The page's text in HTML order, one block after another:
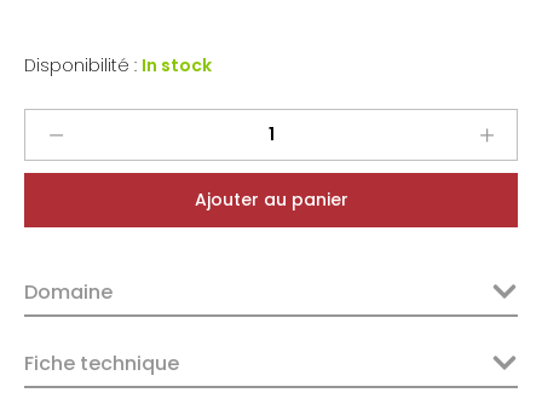
Disponibilité : In stock
Sancerre
Le
2023
quantity
Ajouter au panier
Domaine
Fiche technique